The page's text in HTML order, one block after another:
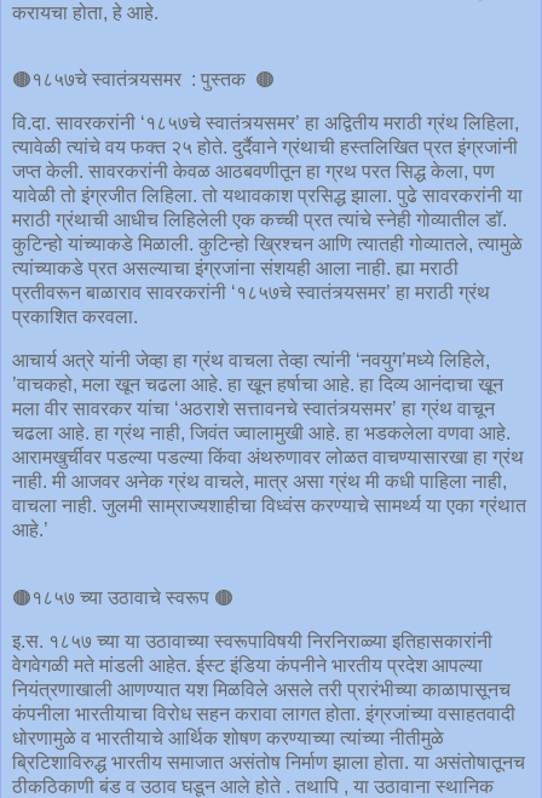
करायचा होता, हे आहे.
🟤१८५७चे स्वातंत्र्यसमर : पुस्तक 🟤
वि.दा. सावरकरांनी ‘१८५७चे स्वातंत्र्यसमर’ हा अद्वितीय मराठी ग्रंथ लिहिला,
त्यावेळी त्यांचे वय फक्त २५ होते. दुर्दैवाने ग्रंथाची हस्तलिखित प्रत इंग्रजांनी
जप्त केली. सावरकरांनी केवळ आठबवणीतून हा ग्रथ परत सिद्ध केला, पण
यावेळी तो इंग्रजीत लिहिला. तो यथावकाश प्रसिद्ध झाला. पुढे सावरकरांनी या
मराठी ग्रंथाची आधीच लिहिलेली एक कच्ची प्रत त्यांचे स्नेही गोव्यातील डॉ.
कुटिन्हो यांच्याकडे मिळाली. कुटिन्हो ख्रिश्चन आणि त्यातही गोव्यातले, त्यामुळे
त्यांच्याकडे प्रत असल्याचा इंग्रजांना संशयही आला नाही. ह्या मराठी
प्रतीवरून बाळाराव सावरकरांनी ‘१८५७चे स्वातंत्र्यसमर’ हा मराठी ग्रंथ
प्रकाशित करवला.
आचार्य अत्रे यांनी जेव्हा हा ग्रंथ वाचला तेव्हा त्यांनी ‘नवयुग’मध्ये लिहिले,
’वाचकहो, मला खून चढला आहे. हा खून हर्षाचा आहे. हा दिव्य आनंदाचा खून
मला वीर सावरकर यांचा ‘अठराशे सत्तावनचे स्वातंत्र्यसमर’ हा ग्रंथ वाचून
चढला आहे. हा ग्रंथ नाही, जिवंत ज्वालामुखी आहे. हा भडकलेला वणवा आहे.
आरामखुर्चीवर पडल्या पडल्या किंवा अंथरुणावर लोळत वाचण्यासारखा हा ग्रंथ
नाही. मी आजवर अनेक ग्रंथ वाचले, मात्र असा ग्रंथ मी कधी पाहिला नाही,
वाचला नाही. जुलमी साम्राज्यशाहीचा विध्वंस करण्याचे सामर्थ्य या एका ग्रंथात
आहे.’
🟤१८५७ च्या उठावाचे स्वरूप 🟤
इ.स. १८५७ च्या या उठावाच्या स्वरूपाविषयी निरनिराळ्या इतिहासकारांनी
वेगवेगळी मते मांडली आहेत. ईस्ट इंडिया कंपनीने भारतीय प्रदेश आपल्या
नियंत्रणाखाली आणण्यात यश मिळविले असले तरी प्रारंभीच्या काळापासूनच
कंपनीला भारतीयाचा विरोध सहन करावा लागत होता. इंग्रजांच्या वसाहतवादी
धोरणामुळे व भारतीयाचे आर्थिक शोषण करण्याच्या त्यांच्या नीतीमुळे
ब्रिटिशाविरुद्ध भारतीय समाजात असंतोष निर्माण झाला होता. या असंतोषातूनच
ठीकठिकाणी बंड व उठाव घडून आले होते . तथापि , या उठावाना स्थानिक